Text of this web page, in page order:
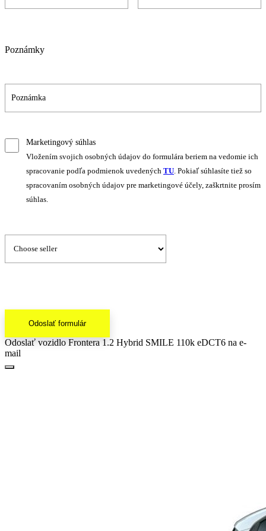
Poznámky
Marketingový súhlas
Vložením svojich osobných údajov do formulára beriem na vedomie ich
spracovanie podľa podmienok uvedených TU . Pokiaľ súhlasíte tiež so
spracovaním osobných údajov pre marketingové účely, zaškrtnite prosím
súhlas.
Odoslať formulár
Odoslať vozidlo Frontera 1.2 Hybrid SMILE 110k eDCT6 na e-
mail